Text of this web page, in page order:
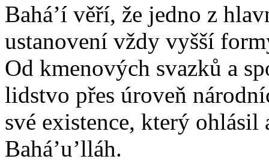
Bahá’í věří, že jedno z
ustanovení vždy vyšší
Od kmenových svazků a
lidstvo přes úroveň
své existence, který
Bahá’u’lláh.